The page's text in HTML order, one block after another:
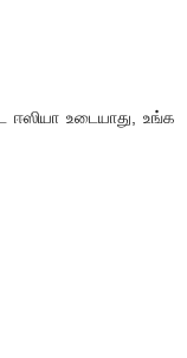
உடையாது, உங்க